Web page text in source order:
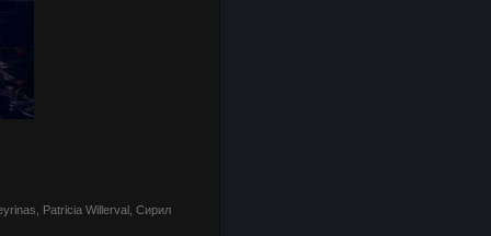
Patricia Willerval, Сирил